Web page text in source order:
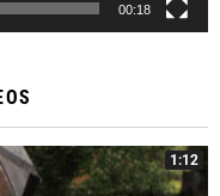
00:18
1:12